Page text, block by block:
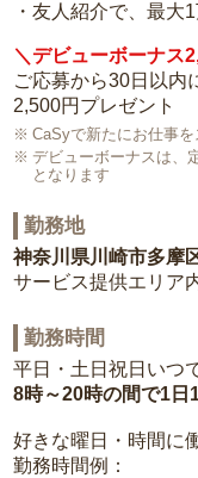
・友人紹介で、最大
＼デビューボーナス
ご応募から30日以内
2,500円プレゼント
CaSyで新たにお仕事
デビューボーナスは、
となります
勤務地
神奈川県川崎市多摩
サービス提供エリア
勤務時間
平日・土日祝日いつ
8時～20時の間で1日
好きな曜日・時間に
勤務時間例：